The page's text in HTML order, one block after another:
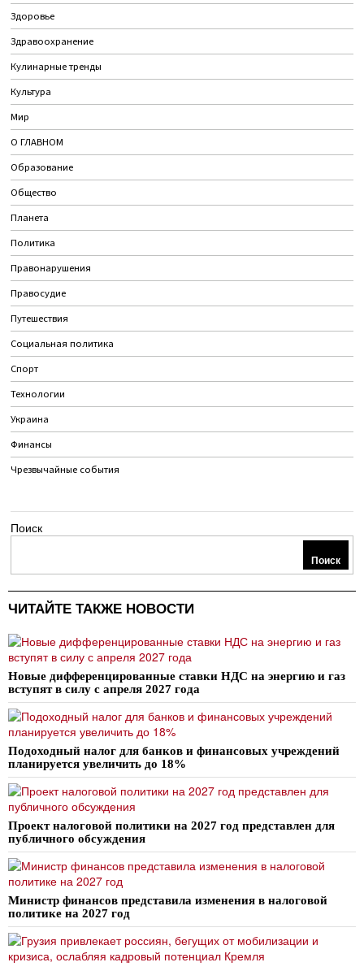
Здоровье
Здравоохранение
Кулинарные тренды
Культура
Мир
О ГЛАВНОМ
Образование
Общество
Планета
Политика
Правонарушения
Правосудие
Путешествия
Социальная политика
Спорт
Технологии
Украина
Финансы
Чрезвычайные события
Поиск
Поиск
ЧИТАЙТЕ ТАКЖЕ НОВОСТИ
Новые дифференцированные ставки НДС на энергию и газ
вступят в силу с апреля 2027 года
Подоходный налог для банков и финансовых учреждений
планируется увеличить до 18%
Проект налоговой политики на 2027 год представлен для
публичного обсуждения
Министр финансов представила изменения в налоговой
политике на 2027 год